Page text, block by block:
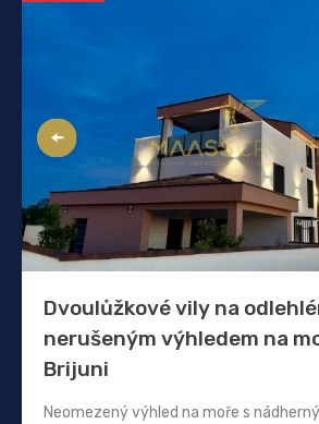
Dvoulůžkové vily na
nerušeným výhledem na
Brijuni
Neomezený výhled na moře s